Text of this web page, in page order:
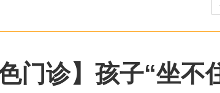
门诊】孩子“坐不